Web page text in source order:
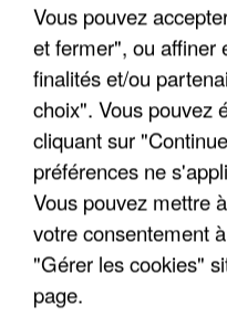
LES DONNÉES DE
INTERMARCHÉ
Vous pouvez
et fermer", ou affiner
finalités et/ou
choix". Vous pouvez
cliquant sur
préférences ne
Vous pouvez mettre
votre consentement
"Gérer les cookies"
page.